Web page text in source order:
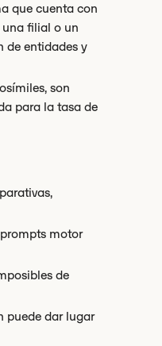
que cuenta con
una filial o un
de entidades y
son
para la tasa de
motor
de
puede dar lugar